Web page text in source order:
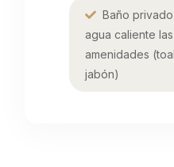
Baño
agua caliente
amenidades
jabón)